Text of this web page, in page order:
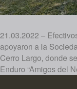
21.03.2022 –
apoyaron a la
Cerro Largo, donde
Enduro “Amigos del